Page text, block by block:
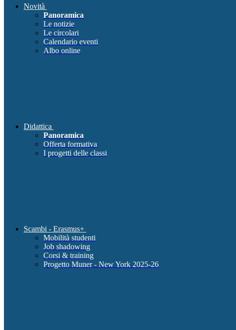
Novità
Panoramica
Le notizie
Le circolari
Calendario eventi
Albo online
Didattica
Panoramica
Offerta formativa
I progetti delle classi
Scambi - Erasmus+
Mobilità studenti
Job shadowing
Corsi & training
Progetto Muner - New York 2025-26